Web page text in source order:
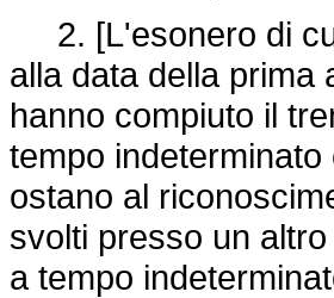
2. [L'esonero di
alla data della prima
hanno compiuto il
tempo
ostano al
svolti presso un
a tempo